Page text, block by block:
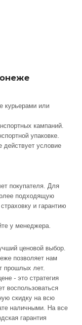
курьерами или
кампаний.
упаковке.
действует условие
покупателя. Для
подходящую
и гарантию
у менеджера.
ценовой выбор.
позволяет нам
прошлых лет.
- это стратегия
воспользоваться
скидку на всю
наличными. На все
гарантия